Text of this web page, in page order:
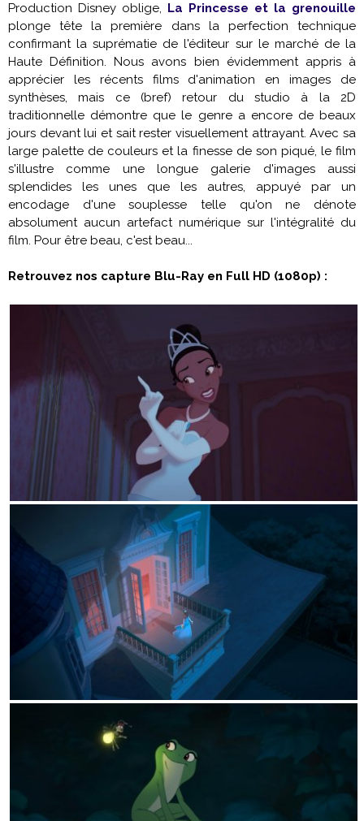
Production Disney oblige,
La Princesse et la grenouille
plonge tête la première dans la perfection technique
confirmant la suprématie de l'éditeur sur le marché de la
Haute Définition. Nous avons bien évidemment appris à
apprécier les récents films d'animation en images de
synthèses, mais ce (bref) retour du studio à la 2D
traditionnelle démontre que le genre a encore de beaux
jours devant lui et sait rester visuellement attrayant. Avec sa
large palette de couleurs et la finesse de son piqué, le film
s'illustre comme une longue galerie d'images aussi
splendides les unes que les autres, appuyé par un
encodage d'une souplesse telle qu'on ne dénote
absolument aucun artefact numérique sur l'intégralité du
film. Pour être beau, c'est beau...
Retrouvez nos capture Blu-Ray en Full HD (1080p) :